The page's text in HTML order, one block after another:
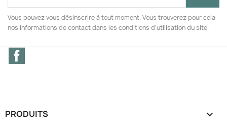
Vous pouvez vous désinscrire à tout moment. Vous trouverez pour cela
nos informations de contact dans les conditions d'utilisation du site.
PRODUITS 